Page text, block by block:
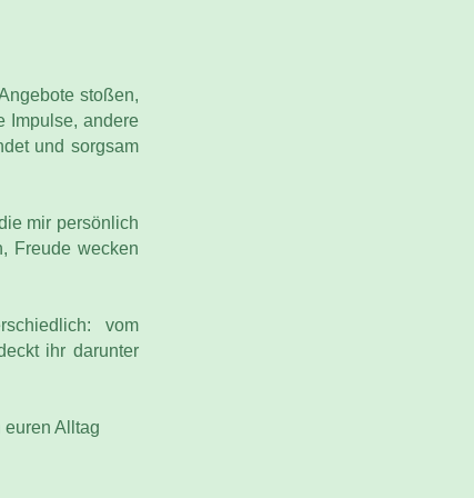
stoßen,
Impulse, andere
und sorgsam
mir persönlich
Freude wecken
vom
ihr darunter
Alltag